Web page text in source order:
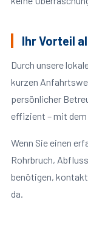
Ihr Vorteil
Durch unsere
kurzen
persönlicher
effizient – mit dem
Wenn Sie einen
Rohrbruch,
benötigen,
da.